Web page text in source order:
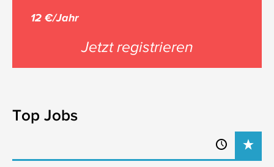
12 €/Jahr
Jetzt registrieren
Top Jobs